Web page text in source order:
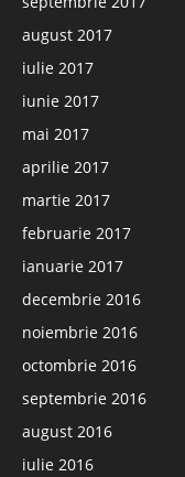
august 2017
iulie 2017
iunie 2017
mai 2017
aprilie 2017
martie 2017
februarie 2017
ianuarie 2017
decembrie 2016
noiembrie 2016
octombrie 2016
septembrie 2016
august 2016
iulie 2016